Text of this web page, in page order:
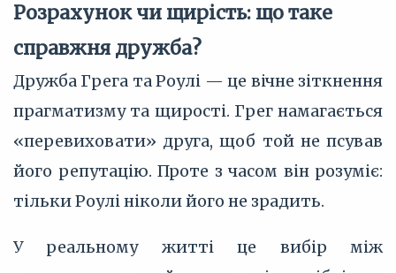
Розрахунок чи щирість: що таке
справжня дружба?
Дружба Грега та Роулі — це вічне зіткнення
прагматизму та щирості. Грег намагається
«перевиховати» друга, щоб той не псував
його репутацію. Проте з часом він розуміє:
тільки Роулі ніколи його не зрадить.
У реальному житті це вибір між